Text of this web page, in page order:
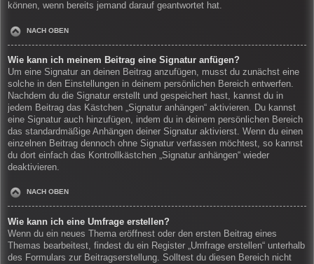
können, wenn bereits jemand darauf geantwortet hat.
NACH OBEN
Wie kann ich meinem Beitrag eine Signatur anfügen?
Um eine Signatur an deinen Beitrag anzufügen, musst du zunächst eine
solche in den Einstellungen in deinem persönlichen Bereich entwerfen.
Nachdem du die Signatur erstellt und gespeichert hast, kannst du in
jedem Beitrag das Kästchen „Signatur anhängen“ aktivieren. Du kannst
eine Signatur auch hinzufügen, indem du in deinem persönlichen Bereich
das standardmäßige Anhängen deiner Signatur aktivierst. Wenn du einen
einzelnen Beitrag dennoch ohne Signatur verfassen möchtest, so kannst
du dort einfach das Kontrollkästchen „Signatur anhängen“ wieder
deaktivieren.
NACH OBEN
Wie kann ich eine Umfrage erstellen?
Wenn du ein neues Thema eröffnest oder den ersten Beitrag eines
Themas bearbeitest, findest du ein Register „Umfrage erstellen“ unterhalb
des Formulars zur Beitragserstellung. Solltest du diesen Bereich nicht